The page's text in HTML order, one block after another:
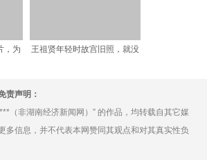
，为
王祖贤年轻时故宫旧照，就没
责声明：
（非湖南经济新闻网）” 的作品，均转载自其它媒
多信息，并不代表本网赞同其观点和对其真实性负